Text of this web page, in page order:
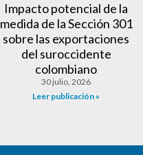
Impacto potencial de la
medida de la Sección 301
sobre las exportaciones
del suroccidente
colombiano
30 julio, 2026
Leer publicación »